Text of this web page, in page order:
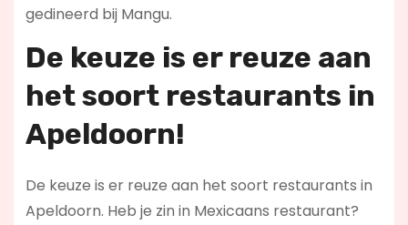
gedineerd bij Mangu.
De keuze is er reuze aan
het soort restaurants in
Apeldoorn!
De keuze is er reuze aan het soort restaurants in
Apeldoorn. Heb je zin in Mexicaans restaurant?